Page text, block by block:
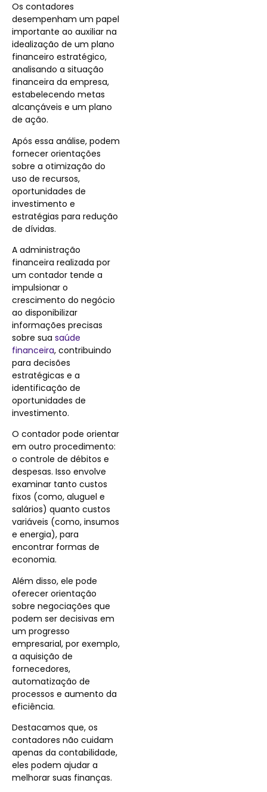
Os contadores
desempenham um papel
importante ao auxiliar na
idealização de um plano
financeiro estratégico,
analisando a situação
financeira da empresa,
estabelecendo metas
alcançáveis e um plano
de ação.
Após essa análise, podem
fornecer orientações
sobre a otimização do
uso de recursos,
oportunidades de
investimento e
estratégias para redução
de dívidas.
A administração
financeira realizada por
um contador tende a
impulsionar o
crescimento do negócio
ao disponibilizar
informações precisas
sobre sua saúde
financeira, contribuindo
para decisões
estratégicas e a
identificação de
oportunidades de
investimento.
O contador pode orientar
em outro procedimento:
o controle de débitos e
despesas. Isso envolve
examinar tanto custos
fixos (como, aluguel e
salários) quanto custos
variáveis (como, insumos
e energia), para
encontrar formas de
economia.
Além disso, ele pode
oferecer orientação
sobre negociações que
podem ser decisivas em
um progresso
empresarial, por exemplo,
a aquisição de
fornecedores,
automatização de
processos e aumento da
eficiência.
Destacamos que, os
contadores não cuidam
apenas da contabilidade,
eles podem ajudar a
melhorar suas finanças.